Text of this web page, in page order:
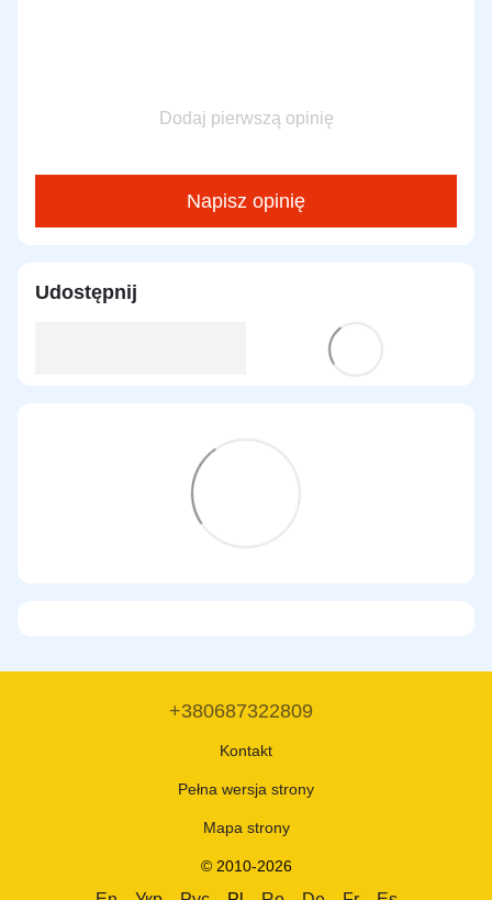
Dodaj pierwszą opinię
Napisz opinię
Udostępnij
+380687322809
Kontakt
Pełna wersja strony
Mapa strony
© 2010-2026